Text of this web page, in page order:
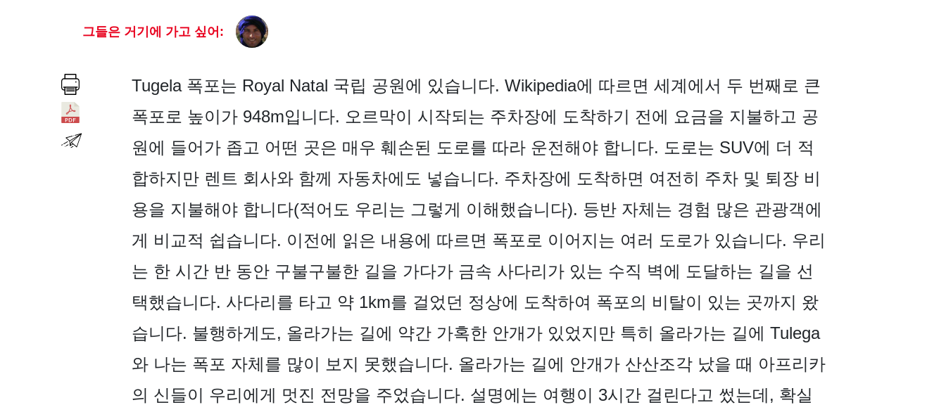
그들은 거기에 가고 싶어:
Tugela 폭포는 Royal Natal 국립 공원에 있습니다. Wikipedia에 따르면 세계에서 두 번째로 큰
폭포로 높이가 948m입니다. 오르막이 시작되는 주차장에 도착하기 전에 요금을 지불하고 공
원에 들어가 좁고 어떤 곳은 매우 훼손된 도로를 따라 운전해야 합니다. 도로는 SUV에 더 적
합하지만 렌트 회사와 함께 자동차에도 넣습니다. 주차장에 도착하면 여전히 주차 및 퇴장 비
용을 지불해야 합니다(적어도 우리는 그렇게 이해했습니다). 등반 자체는 경험 많은 관광객에
게 비교적 쉽습니다. 이전에 읽은 내용에 따르면 폭포로 이어지는 여러 도로가 있습니다. 우리
는 한 시간 반 동안 구불구불한 길을 가다가 금속 사다리가 있는 수직 벽에 도달하는 길을 선
택했습니다. 사다리를 타고 약 1km를 걸었던 정상에 도착하여 폭포의 비탈이 있는 곳까지 왔
습니다. 불행하게도, 올라가는 길에 약간 가혹한 안개가 있었지만 특히 올라가는 길에 Tulega
와 나는 폭포 자체를 많이 보지 못했습니다. 올라가는 길에 안개가 산산조각 났을 때 아프리카
의 신들이 우리에게 멋진 전망을 주었습니다. 설명에는 여행이 3시간 걸린다고 썼는데, 확실